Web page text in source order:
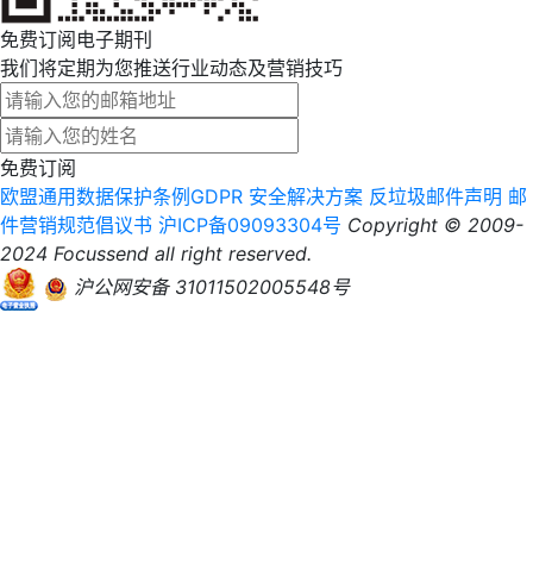
免费订阅电子期刊
我们将定期为您推送行业动态及营销技巧
免费订阅
欧盟通用数据保护条例GDPR 安全解决方案 反垃圾邮件声明 邮
件营销规范倡议书 沪ICP备09093304号 Copyright © 2009-
2024 Focussend all right reserved.
沪公网安备 31011502005548号